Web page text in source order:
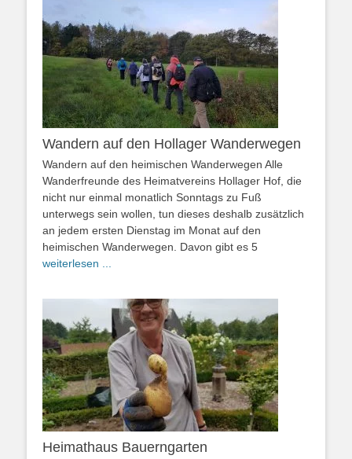
Wandern auf den Hollager Wanderwegen
Wandern auf den heimischen Wanderwegen Alle
Wanderfreunde des Heimatvereins Hollager Hof, die
nicht nur einmal monatlich Sonntags zu Fuß
unterwegs sein wollen, tun dieses deshalb zusätzlich
an jedem ersten Dienstag im Monat auf den
heimischen Wanderwegen. Davon gibt es 5
weiterlesen ...
Heimathaus Bauerngarten